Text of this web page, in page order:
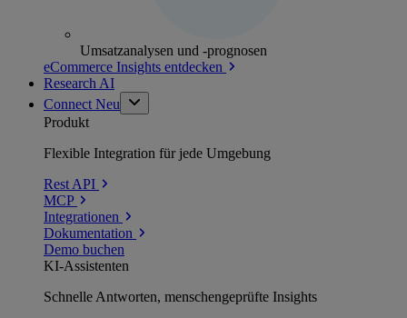
Umsatzanalysen und -prognosen
eCommerce Insights entdecken
Research AI
Connect Neu
Produkt
Flexible Integration für jede Umgebung
Rest API
MCP
Integrationen
Dokumentation
Demo buchen
KI-Assistenten
Schnelle Antworten, menschengeprüfte Insights